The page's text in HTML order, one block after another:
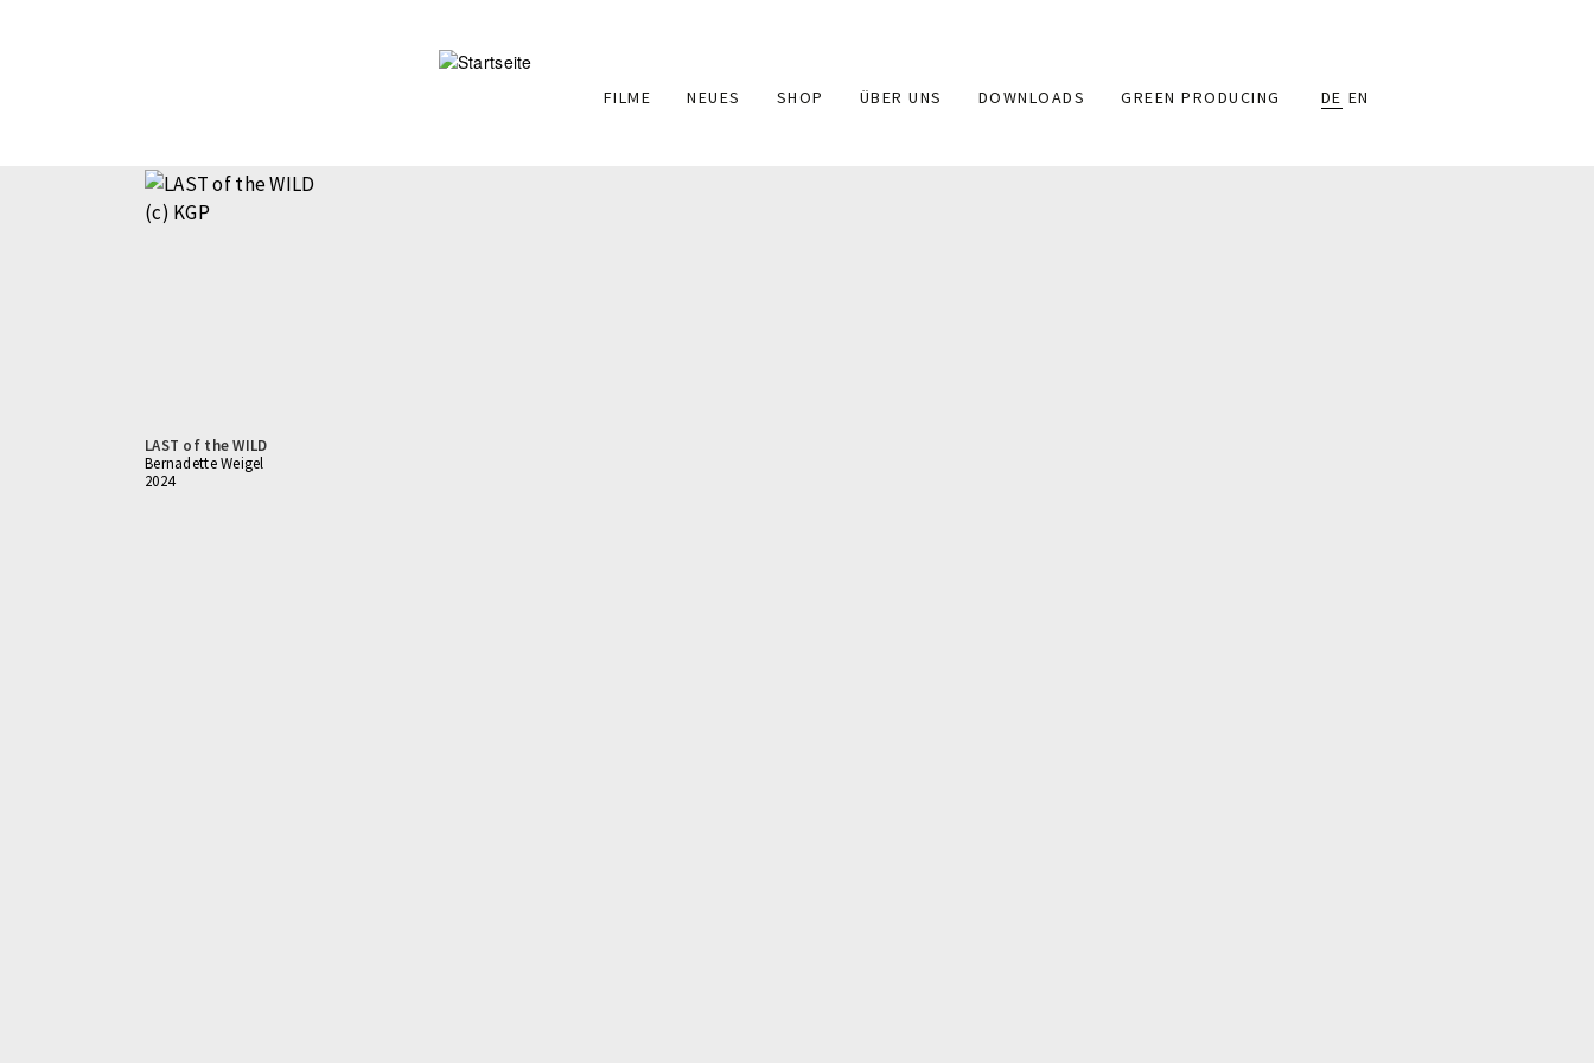
Main
FILME NEUES SHOP ÜBER UNS DOWNLOADS GREEN PRODUCING DE EN
LAST of the WILD
Bernadette Weigel
2024